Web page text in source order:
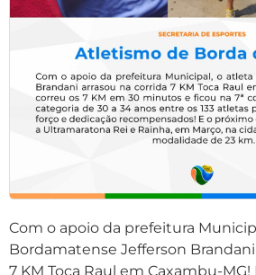
Com o apoio da prefeitura
Bordamatense Jefferson
7 KM Toca Raul em Caxambu-